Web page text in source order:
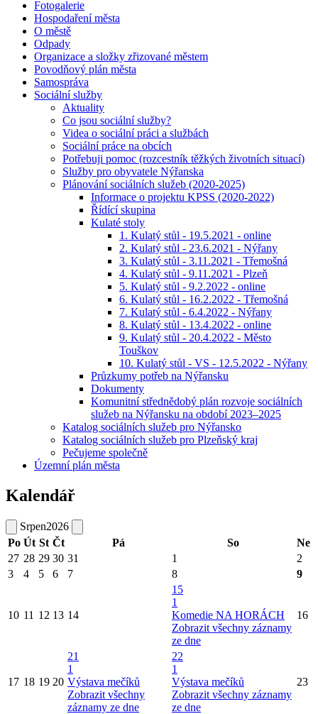
Fotogalerie
Hospodaření města
O městě
Odpady
Organizace a složky zřizované městem
Povodňový plán města
Samospráva
Sociální služby
Aktuality
Co jsou sociální služby?
Videa o sociální práci a službách
Sociální práce na obcích
Potřebuji pomoc (rozcestník těžkých životních situací)
Služby pro obyvatele Nýřanska
Plánování sociálních služeb (2020-2025)
Informace o projektu KPSS (2020-2022)
Řídící skupina
Kulaté stoly
1. Kulatý stůl - 19.5.2021 - online
2. Kulatý stůl - 23.6.2021 - Nýřany
3. Kulatý stůl - 3.11.2021 - Třemošná
4. Kulatý stůl - 9.11.2021 - Plzeň
5. Kulatý stůl - 9.2.2022 - online
6. Kulatý stůl - 16.2.2022 - Třemošná
7. Kulatý stůl - 6.4.2022 - Nýřany
8. Kulatý stůl - 13.4.2022 - online
9. Kulatý stůl - 20.4.2022 - Město
Touškov
10. Kulatý stůl - VS - 12.5.2022 - Nýřany
Průzkumy potřeb na Nýřansku
Dokumenty
Komunitní střednědobý plán rozvoje sociálních
služeb na Nýřansku na období 2023–2025
Katalog sociálních služeb pro Nýřansko
Katalog sociálních služeb pro Plzeňský kraj
Pečujeme společně
Územní plán města
Kalendář
Srpen2026
Po Út St Čt Pá So
Ne
27 28 29 30 31 1
2
3
4 5 6 7 8 9
10 11 12 13 14
15
1
Komedie NA HORÁCH
Zobrazit všechny záznamy
ze dne
16
17 18 19 20
21
1
Výstava mečíků
Zobrazit všechny
záznamy ze dne
22
1
Výstava mečíků
Zobrazit všechny záznamy
ze dne
23